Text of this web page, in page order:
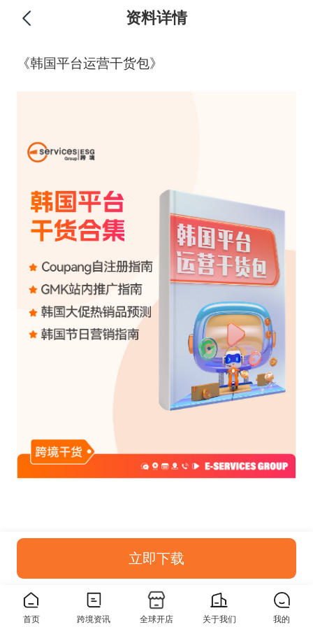
资料详情
《韩国平台运营干货包》
立即下载
首页 跨境资讯 全球开店 关于我们 我的